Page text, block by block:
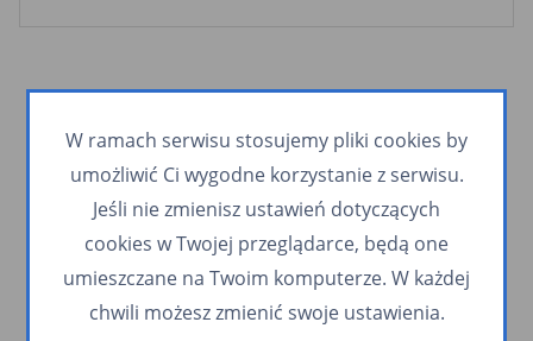
W ramach serwisu stosujemy pliki cookies by
umożliwić Ci wygodne korzystanie z serwisu.
Jeśli nie zmienisz ustawień dotyczących
cookies w Twojej przeglądarce, będą one
umieszczane na Twoim komputerze. W każdej
chwili możesz zmienić swoje ustawienia.